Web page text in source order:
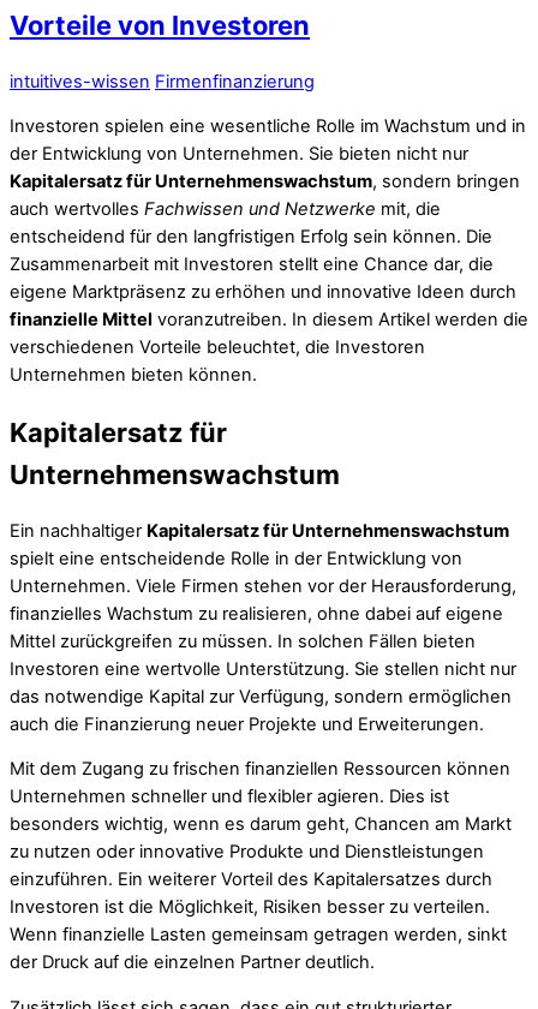
Vorteile von Investoren
intuitives-wissen Firmenfinanzierung
Investoren spielen eine wesentliche Rolle im Wachstum und in
der Entwicklung von Unternehmen. Sie bieten nicht nur
Kapitalersatz für Unternehmenswachstum, sondern bringen
auch wertvolles Fachwissen und Netzwerke mit, die
entscheidend für den langfristigen Erfolg sein können. Die
Zusammenarbeit mit Investoren stellt eine Chance dar, die
eigene Marktpräsenz zu erhöhen und innovative Ideen durch
finanzielle Mittel voranzutreiben. In diesem Artikel werden die
verschiedenen Vorteile beleuchtet, die Investoren
Unternehmen bieten können.
Kapitalersatz für
Unternehmenswachstum
Ein nachhaltiger Kapitalersatz für Unternehmenswachstum
spielt eine entscheidende Rolle in der Entwicklung von
Unternehmen. Viele Firmen stehen vor der Herausforderung,
finanzielles Wachstum zu realisieren, ohne dabei auf eigene
Mittel zurückgreifen zu müssen. In solchen Fällen bieten
Investoren eine wertvolle Unterstützung. Sie stellen nicht nur
das notwendige Kapital zur Verfügung, sondern ermöglichen
auch die Finanzierung neuer Projekte und Erweiterungen.
Mit dem Zugang zu frischen finanziellen Ressourcen können
Unternehmen schneller und flexibler agieren. Dies ist
besonders wichtig, wenn es darum geht, Chancen am Markt
zu nutzen oder innovative Produkte und Dienstleistungen
einzuführen. Ein weiterer Vorteil des Kapitalersatzes durch
Investoren ist die Möglichkeit, Risiken besser zu verteilen.
Wenn finanzielle Lasten gemeinsam getragen werden, sinkt
der Druck auf die einzelnen Partner deutlich.